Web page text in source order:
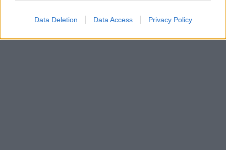
Data Deletion Data Access Privacy Policy